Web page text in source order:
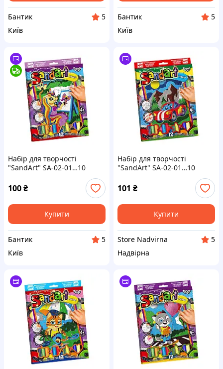
Бантик
5
Київ
Бантик
5
Київ
Набір для творчості
"SandArt" SA-02-01…10
100₴
Купити
Бантик
5
Київ
Набір для творчості
"SandArt" SA-02-01…10
101 ₴
Купити
Store Nadvirna
5
Надвірна